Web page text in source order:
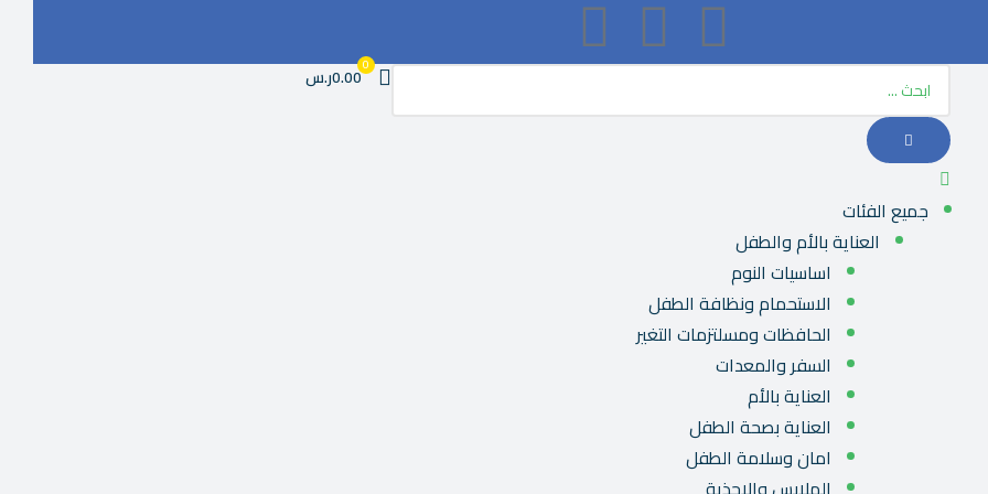
00.00ر.س
جميع الفئات
العناية بالأم والطفل
اساسيات النوم
الاستحمام ونظافة الطفل
الحافظات ومسلتزمات التغير
السفر والمعدات
العناية بالأم
العناية بصحة الطفل
امان وسلامة الطفل